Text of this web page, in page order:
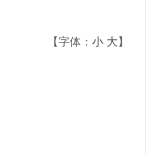
【字体： 小 大】